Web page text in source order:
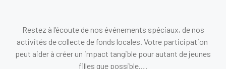
Restez à l’écoute de nos événements spéciaux, de nos
activités de collecte de fonds locales. Votre participation
peut aider à créer un impact tangible pour autant de jeunes
filles que possible….